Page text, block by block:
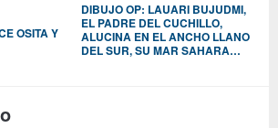
OSITA Y
DIBUJO OP: LAUARI BUJUDMI,
EL PADRE DEL CUCHILLO,
ALUCINA EN EL ANCHO LLANO
DEL SUR, SU MAR SAHARA…